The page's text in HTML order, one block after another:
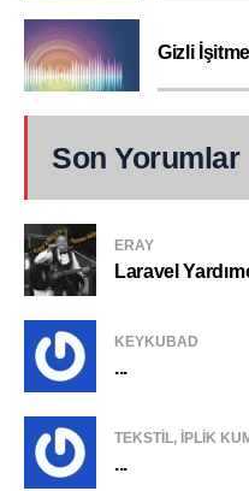
Gizli
Son Yorumlar
ERAY
Laravel
KEYKUBAD
...
TEKSTIL, IPLIK
...